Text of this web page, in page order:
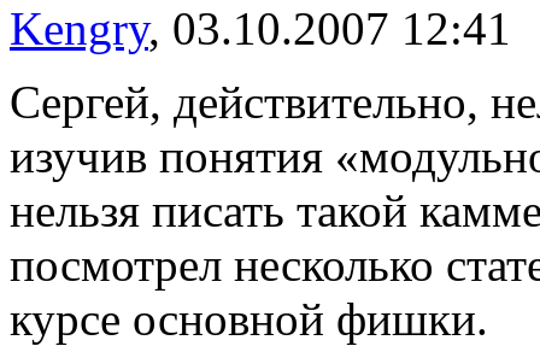
Kengry, 03.10.2007 12:41
Сергей, действительно,
изучив понятия
нельзя писать такой
посмотрел несколько
курсе основной фишки.